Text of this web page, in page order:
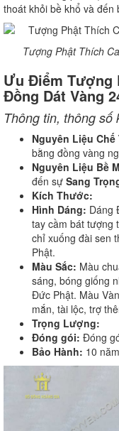
thoát khỏi bề khổ và đến
Tượng Phật Thích
Ưu Điểm Tượng
Đồng Dát Vàng
Thông tin, thông số
Nguyên Liệu Chế
bằng đồng vàng
Nguyên Liệu Bề
đến sự Sang
Kích Thước:
Hình Dáng: Dáng
tay cầm bát tượng
chỉ xuống đài sen
Phật.
Màu Sắc: Màu
sáng, bóng giống
Đức Phật. Màu
mắn, tài lộc, trợ
Trọng Lượng:
Đóng gói: Đóng
Bảo Hành: 10